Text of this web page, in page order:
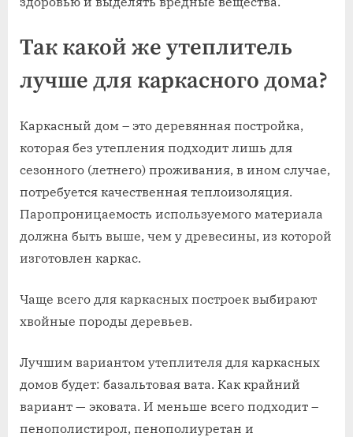
Так какой же утеплитель
лучше для каркасного дома?
Каркасный дом – это деревянная постройка,
которая без утепления подходит лишь для
сезонного (летнего) проживания, в ином случае,
потребуется качественная теплоизоляция.
Паропроницаемость используемого материала
должна быть выше, чем у древесины, из которой
изготовлен каркас.
Чаще всего для каркасных построек выбирают
хвойные породы деревьев.
Лучшим вариантом утеплителя для каркасных
домов будет: базальтовая вата. Как крайний
вариант — эковата. И меньше всего подходит –
пенополистирол, пенополиуретан и